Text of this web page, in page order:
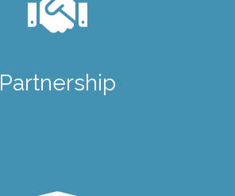
Partnership